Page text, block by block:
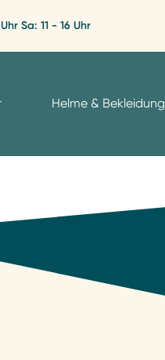
Sa: 11 - 16 Uhr
Helme & Bekleidung